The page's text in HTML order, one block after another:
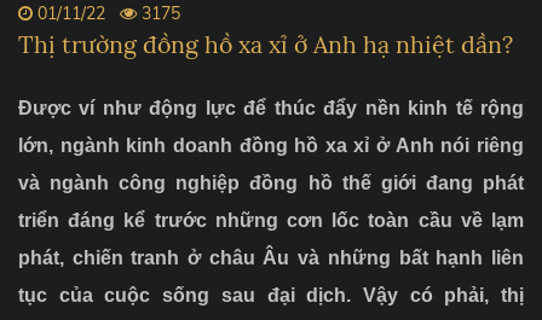
01/11/22 3175
Thị trường đồng hồ xa xỉ ở Anh hạ nhiệt dần?
Được ví như động lực để thúc đẩy nền kinh tế rộng
lớn, ngành kinh doanh đồng hồ xa xỉ ở Anh nói riêng
và ngành công nghiệp đồng hồ thế giới đang phát
triển đáng kể trước những cơn lốc toàn cầu về lạm
phát, chiến tranh ở châu Âu và những bất hạnh liên
tục của cuộc sống sau đại dịch. Vậy có phải, thị